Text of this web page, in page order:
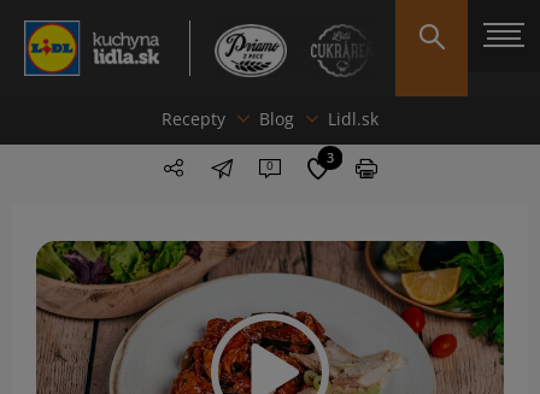
Recepty Blog Lidl.sk
0 3